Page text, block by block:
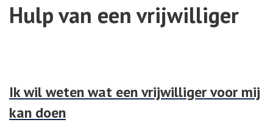
Hulp van een vrijwilliger
Ik wil weten wat een vrijwilliger voor mij
kan doen